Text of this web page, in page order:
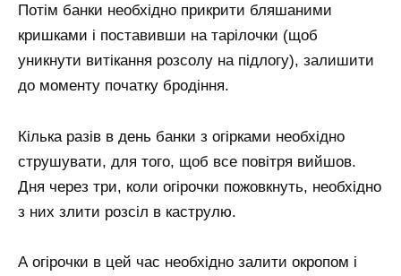
Потім банки необхідно прикрити бляшаними
кришками і поставивши на тарілочки (щоб
уникнути витікання розсолу на підлогу), залишити
до моменту початку бродіння.
Кілька разів в день банки з огірками необхідно
струшувати, для того, щоб все повітря вийшов.
Дня через три, коли огірочки пожовкнуть, необхідно
з них злити розсіл в каструлю.
А огірочки в цей час необхідно залити окропом і